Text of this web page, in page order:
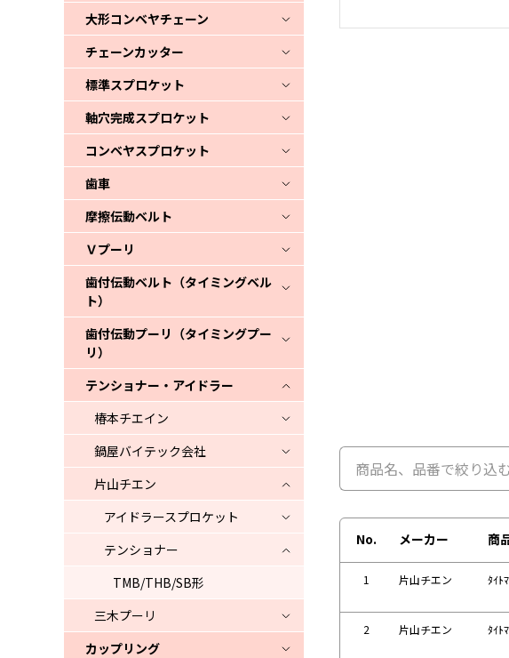
大形コンベヤチェーン
チェーンカッター
標準スプロケット
軸穴完成スプロケット
コンベヤスプロケット
歯車
摩擦伝動ベルト
Ｖプーリ
歯付伝動ベルト（タイミングベル
ト）
歯付伝動プーリ（タイミングプー
リ）
テンショナー・アイドラー
椿本チエイン
鍋屋バイテック会社
片山チエン
アイドラースプロケット
テンショナー
TMB/THB/SB形
三木プーリ
カップリング
No. メーカー 商
1 片山チエン ﾀｲﾄ
2 片山チエン ﾀｲﾄ